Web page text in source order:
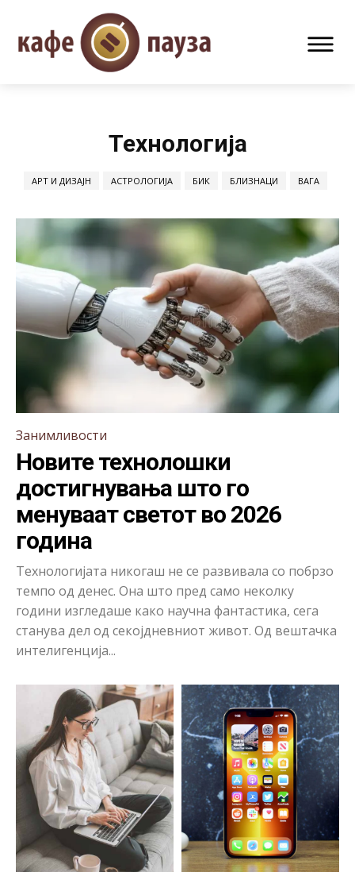
Технологија
АРТ И ДИЗАЈН АСТРОЛОГИЈА БИК БЛИЗНАЦИ ВАГА
Занимливости
Новите технолошки
достигнувања што го
менуваат светот во 2026
година
Технологијата никогаш не се развивала со побрзо
темпо од денес. Она што пред само неколку
години изгледаше како научна фантастика, сега
станува дел од секојдневниот живот. Од вештачка
интелигенција...